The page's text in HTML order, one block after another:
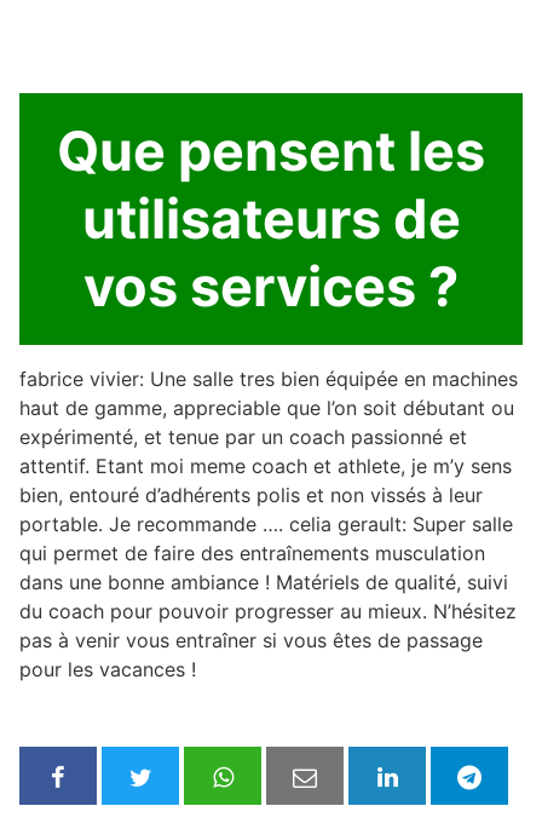
Que pensent les
utilisateurs de
vos services ?
fabrice vivier: Une salle tres bien équipée en machines
haut de gamme, appreciable que l’on soit débutant ou
expérimenté, et tenue par un coach passionné et
attentif. Etant moi meme coach et athlete, je m’y sens
bien, entouré d’adhérents polis et non vissés à leur
portable. Je recommande …. celia gerault: Super salle
qui permet de faire des entraînements musculation
dans une bonne ambiance ! Matériels de qualité, suivi
du coach pour pouvoir progresser au mieux. N’hésitez
pas à venir vous entraîner si vous êtes de passage
pour les vacances !